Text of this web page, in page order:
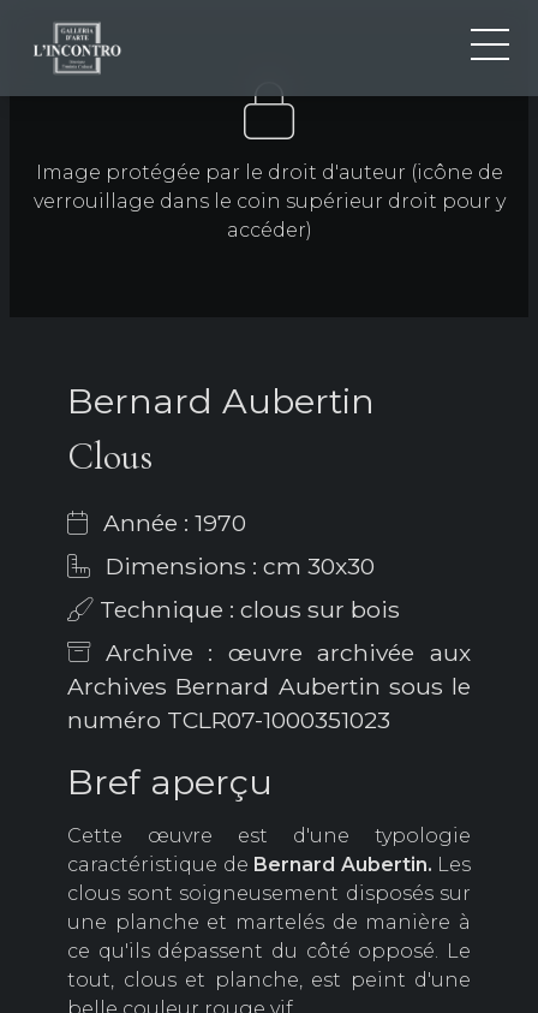
EN
FR
NEWS ED EVENTS
ARTISTES ET ŒUVRES
Image protégée par le droit d'auteur (icône de
verrouillage dans le coin supérieur droit pour y
accéder)
Bernard Aubertin
Clous
Année : 1970
Dimensions : cm 30x30
Technique : clous sur bois
Archive : œuvre archivée aux
Archives Bernard Aubertin sous le
numéro TCLR07-1000351023
Bref aperçu
Cette œuvre est d'une typologie
caractéristique de Bernard Aubertin. Les
clous sont soigneusement disposés sur
une planche et martelés de manière à
ce qu'ils dépassent du côté opposé. Le
tout, clous et planche, est peint d'une